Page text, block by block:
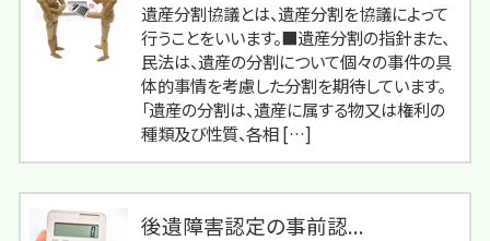
遺産分割協議とは、遺産分割を協議によって
行うことをいいます。■遺産分割の指針また、
民法は、遺産の分割について個々の事件の具
体的事情を考慮した分割を期待しています。
「遺産の分割は、遺産に属する物又は権利の
種類及び性質、各相 […]
後遺障害認定の事前認...